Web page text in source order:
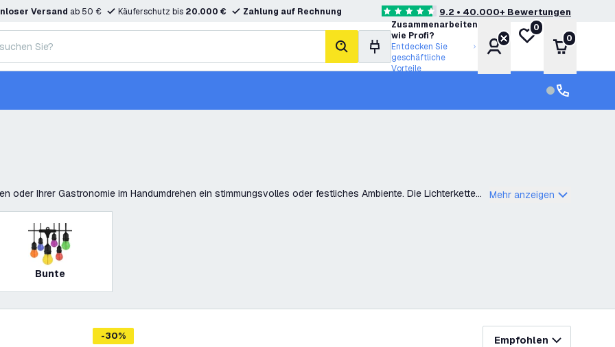
Versand ab 50 € Käuferschutz bis 20.000 € Zahlung auf Rechnung 4.6 Bewertungssterne9.2 • 40.000+ Bewertungen
Suche
Zusammenarbeiten
wie Profi?
Entdecken Sie
geschäftliche
Vorteile
Konto
Meine Wunschliste
0
Warenkorb
0
oder Ihrer Gastronomie im Handumdrehen ein stimmungsvolles oder festliches Ambiente. Die Lichterketten
Mehr anzeigen
Bunte
Empfohlen
-30%